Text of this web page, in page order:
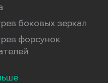
боковых зеркал
форсунок